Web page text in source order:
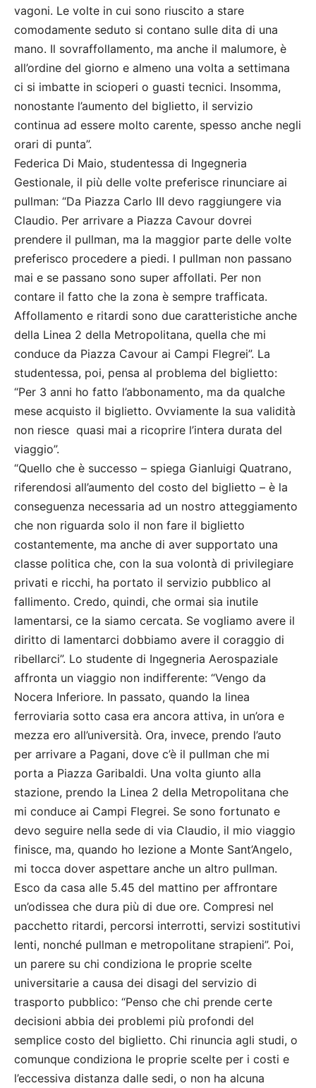
vagoni. Le volte in cui sono riuscito a stare
comodamente seduto si contano sulle dita di una
mano. Il sovraffollamento, ma anche il malumore, è
all’ordine del giorno e almeno una volta a settimana
ci si imbatte in scioperi o guasti tecnici. Insomma,
nonostante l’aumento del biglietto, il servizio
continua ad essere molto carente, spesso anche negli
orari di punta”.
Federica Di Maio, studentessa di Ingegneria
Gestionale, il più delle volte preferisce rinunciare ai
pullman: “Da Piazza Carlo III devo raggiungere via
Claudio. Per arrivare a Piazza Cavour dovrei
prendere il pullman, ma la maggior parte delle volte
preferisco procedere a piedi. I pullman non passano
mai e se passano sono super affollati. Per non
contare il fatto che la zona è sempre trafficata.
Affollamento e ritardi sono due caratteristiche anche
della Linea 2 della Metropolitana, quella che mi
conduce da Piazza Cavour ai Campi Flegrei”. La
studentessa, poi, pensa al problema del biglietto:
“Per 3 anni ho fatto l’abbonamento, ma da qualche
mese acquisto il biglietto. Ovviamente la sua validità
non riesce quasi mai a ricoprire l’intera durata del
viaggio”.
“Quello che è successo – spiega Gianluigi Quatrano,
riferendosi all’aumento del costo del biglietto – è la
conseguenza necessaria ad un nostro atteggiamento
che non riguarda solo il non fare il biglietto
costantemente, ma anche di aver supportato una
classe politica che, con la sua volontà di privilegiare
privati e ricchi, ha portato il servizio pubblico al
fallimento. Credo, quindi, che ormai sia inutile
lamentarsi, ce la siamo cercata. Se vogliamo avere il
diritto di lamentarci dobbiamo avere il coraggio di
ribellarci”. Lo studente di Ingegneria Aerospaziale
affronta un viaggio non indifferente: “Vengo da
Nocera Inferiore. In passato, quando la linea
ferroviaria sotto casa era ancora attiva, in un’ora e
mezza ero all’università. Ora, invece, prendo l’auto
per arrivare a Pagani, dove c’è il pullman che mi
porta a Piazza Garibaldi. Una volta giunto alla
stazione, prendo la Linea 2 della Metropolitana che
mi conduce ai Campi Flegrei. Se sono fortunato e
devo seguire nella sede di via Claudio, il mio viaggio
finisce, ma, quando ho lezione a Monte Sant’Angelo,
mi tocca dover aspettare anche un altro pullman.
Esco da casa alle 5.45 del mattino per affrontare
un’odissea che dura più di due ore. Compresi nel
pacchetto ritardi, percorsi interrotti, servizi sostitutivi
lenti, nonché pullman e metropolitane strapieni”. Poi,
un parere su chi condiziona le proprie scelte
universitarie a causa dei disagi del servizio di
trasporto pubblico: “Penso che chi prende certe
decisioni abbia dei problemi più profondi del
semplice costo del biglietto. Chi rinuncia agli studi, o
comunque condiziona le proprie scelte per i costi e
l’eccessiva distanza dalle sedi, o non ha alcuna